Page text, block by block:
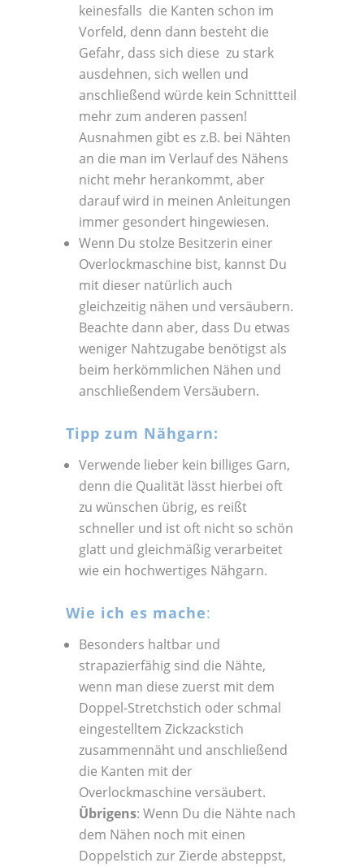
keinesfalls die Kanten schon im
Vorfeld, denn dann besteht die
Gefahr, dass sich diese zu stark
ausdehnen, sich wellen und
anschließend würde kein Schnittteil
mehr zum anderen passen!
Ausnahmen gibt es z.B. bei Nähten
an die man im Verlauf des Nähens
nicht mehr herankommt, aber
darauf wird in meinen Anleitungen
immer gesondert hingewiesen.
Wenn Du stolze Besitzerin einer
Overlockmaschine bist, kannst Du
mit dieser natürlich auch
gleichzeitig nähen und versäubern.
Beachte dann aber, dass Du etwas
weniger Nahtzugabe benötigst als
beim herkömmlichen Nähen und
anschließendem Versäubern.
Tipp zum Nähgarn:
Verwende lieber kein billiges Garn,
denn die Qualität lässt hierbei oft
zu wünschen übrig, es reißt
schneller und ist oft nicht so schön
glatt und gleichmäßig verarbeitet
wie ein hochwertiges Nähgarn.
Wie ich es mache:
Besonders haltbar und
strapazierfähig sind die Nähte,
wenn man diese zuerst mit dem
Doppel-Stretchstich oder schmal
eingestelltem Zickzackstich
zusammennäht und anschließend
die Kanten mit der
Overlockmaschine versäubert.
Übrigens: Wenn Du die Nähte nach
dem Nähen noch mit einen
Doppelstich zur Zierde absteppst,